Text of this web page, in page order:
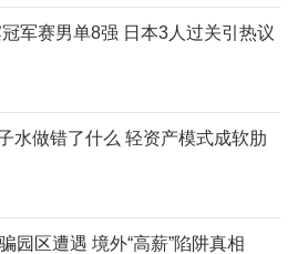
军赛男单8强 日本3人过关引热议
水做错了什么 轻资产模式成软肋
园区遭遇 境外“高薪”陷阱真相